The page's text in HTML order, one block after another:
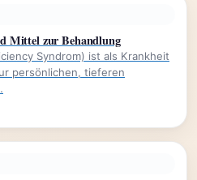
Mittel zur Behandlung
Syndrom) ist als Krankheit
persönlichen, tieferen